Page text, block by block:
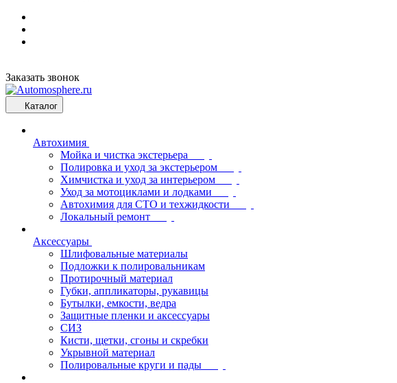
Заказать звонок
Каталог
Автохимия
Мойка и чистка экстерьера
Полировка и уход за экстерьером
Химчистка и уход за интерьером
Уход за мотоциклами и лодками
Автохимия для СТО и техжидкости
Локальный ремонт
Аксессуары
Шлифовальные материалы
Подложки к полировальникам
Протирочный материал
Губки, аппликаторы, рукавицы
Бутылки, емкости, ведра
Защитные пленки и аксессуары
СИЗ
Кисти, щетки, сгоны и скребки
Укрывной материал
Полировальные круги и пады